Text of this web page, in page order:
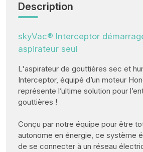
Description
skyVac® Interceptor
aspirateur seul
L'aspirateur de gouttières sec et
Interceptor, équipé d’un moteur
représente l’ultime solution pour
gouttières !
Conçu par notre équipe pour être
autonome en énergie, ce système
de se connecter à un réseau